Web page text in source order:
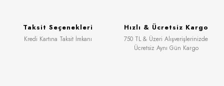
Taksit Seçenekleri
Kredi Kartına Taksit İmkanı
Hızlı & Ücretsiz Kargo
750 TL & Üzeri Alışverişlerinizde
Ücretsiz Aynı Gün Kargo